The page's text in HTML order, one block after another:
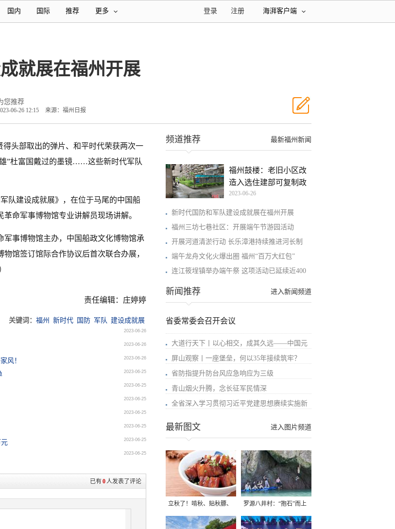
国内 国际 推荐 更多 海湃客户端
注册
登录
就展在福州开展
您推荐
06-26 12:15 来源：福州日报
头部取出的弹片、和平时代荣获两次一
”杜富国戴过的墨镜……这些新时代军队
队建设成就展》，在位于马尾的中国船
命军事博物馆专业讲解员现场讲解。
事博物馆主办，中国船政文化博物馆承
馆签订馆际合作协议后首次联合办展，
责任编辑：庄婷婷
关键词： 福州 新时代 国防 军队 建设成就展
2023-06-26
2023-06-26
风！ 2023-06-26
2023-06-25
2023-06-25
2023-06-25
2023-06-25
2023-06-25
2023-06-25
2023-06-25
已有0人发表了评论
最新福州新闻
频道推荐
福州鼓楼：老旧小区改
造入选住建部可复制政
策
2023-06-26
新时代国防和军队建设成就展在福州开展
福州三坊七巷社区：开展端午节游园活动
开展河道清淤行动 长乐漳港持续推进河长制
端午龙舟文化火爆出圈 福州“百万大红包”
连江筱埕镇举办端午祭 这项活动已延续近400
进入新闻频道
新闻推荐
省委常委会召开会议
大道行天下丨以心相交，成其久远——中国元
屏山观察丨一座堡垒，何以35年接续筑牢？
省防指提升防台风应急响应为三级
青山烟火升腾，念长征军民情深
全省深入学习贯彻习近平党建思想赓续实施新
进入图片频道
最新图文
立秋了！啃秋、贴秋膘、
晒秋，福建人这样过才够
罗源八井村：“抱石”而上